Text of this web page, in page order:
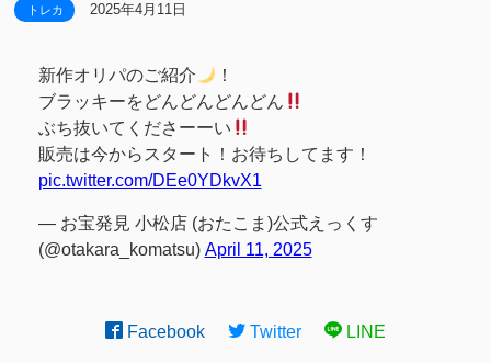
トレカ 2025年4月11日
新作オリパのご紹介
！
ブラッキーをどんどんどんどん
ぶち抜いてくださーーい
販売は今からスタート！お待ちしてます！
pic.twitter.com/DEe0YDkvX1
— お宝発見 小松店 (おたこま)公式えっくす
(@otakara_komatsu) April 11, 2025
Facebook Twitter LINE